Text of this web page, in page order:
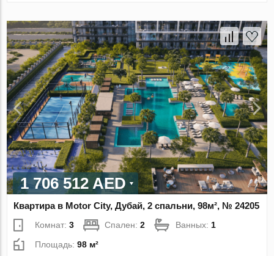
1 706 512 AED
Квартира в Motor City, Дубай, 2 спальни, 98м², № 24205
Комнат:3 Спален:2 Ванных: 1
Площадь:98 м²